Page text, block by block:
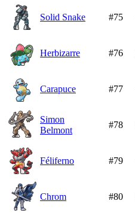
Solid Snake #75
Herbizarre #76
Carapuce #77
Simon
Belmont
#78
Féliferno #79
Chrom #80